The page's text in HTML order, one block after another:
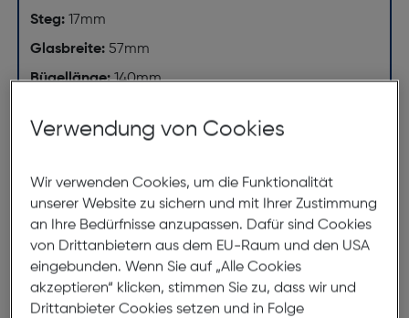
Steg: 17mm
Glasbreite: 57mm
Bügellänge:140mm
17mm
57mm
Verwendung von Cookies
Wir verwenden Cookies, um die Funktionalität
unserer Website zu sichern und mit Ihrer Zustimmung
an Ihre Bedürfnisse anzupassen. Dafür sind Cookies
von Drittanbietern aus dem EU-Raum und den USA
eingebunden. Wenn Sie auf „Alle Cookies
akzeptieren“ klicken, stimmen Sie zu, dass wir und
Drittanbieter Cookies setzen und in Folge